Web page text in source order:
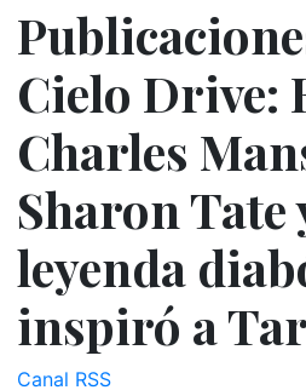
Cielo Drive:
Charles
Sharon Tate
leyenda
inspiró a
Canal RSS